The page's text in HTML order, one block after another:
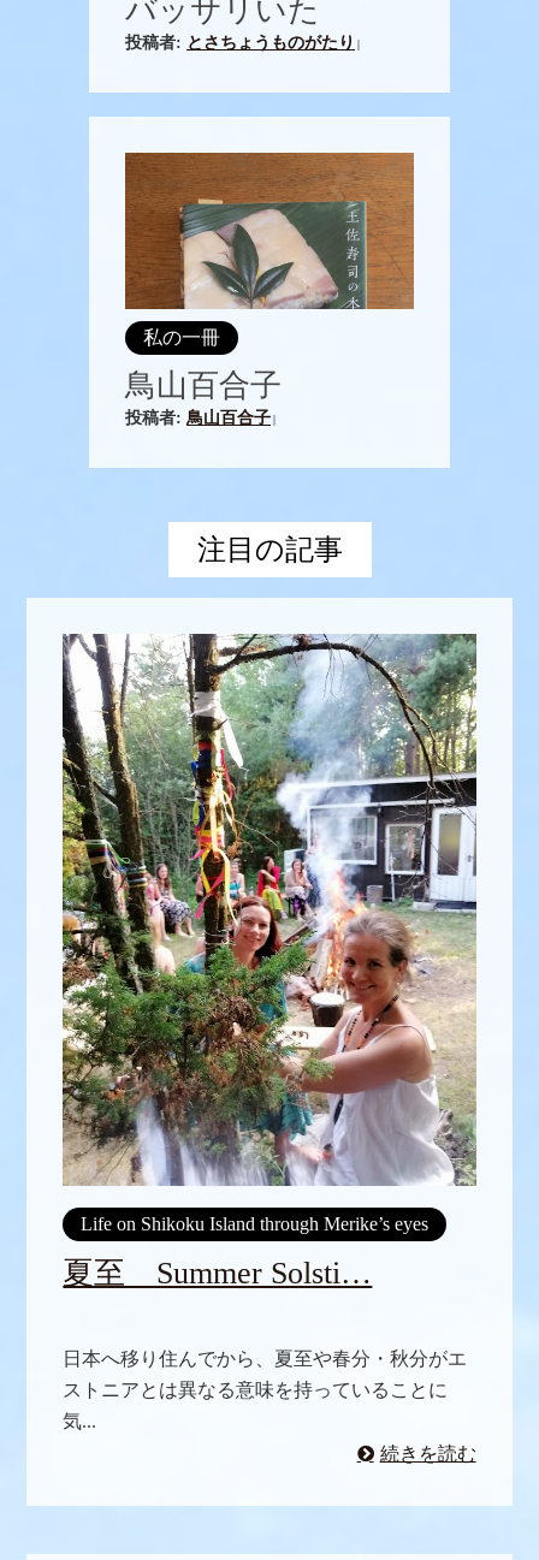
バッサリいた
投稿者: とさちょうものがたり
私の一冊
鳥山百合子
投稿者: 鳥山百合子
注目の記事
Life on Shikoku Island through Merike’s eyes
夏至 Summer Solsti…
日本へ移り住んでから、夏至や春分・秋分がエ
ストニアとは異なる意味を持っていることに
気...
続きを読む